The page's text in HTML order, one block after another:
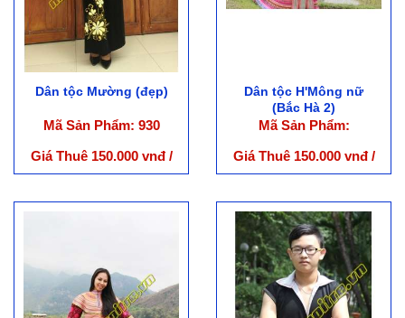
Dân tộc Mường (đẹp)
Mã Sản Phẩm: 930
Giá Thuê 150.000 vnđ /
Bộ
Dân tộc H'Mông nữ
(Bắc Hà 2)
Mã Sản Phẩm:
Giá Thuê 150.000 vnđ /
Bộ